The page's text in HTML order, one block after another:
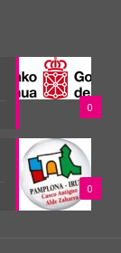
0
0